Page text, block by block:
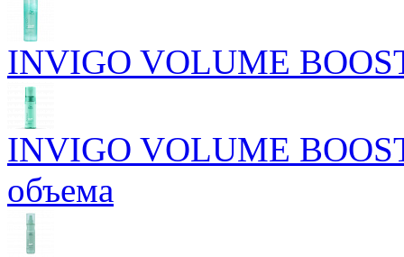
INVIGO VOLUME
INVIGO VOLUME
объема